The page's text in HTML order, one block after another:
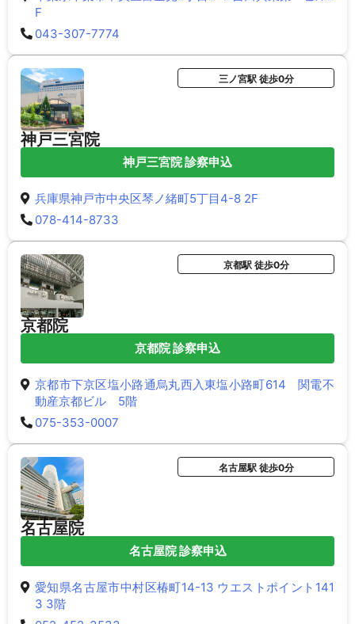
F
043-307-7774
神戸三宮院
三ノ宮駅 徒歩0分
神戸三宮院 診察申込
兵庫県神戸市中央区琴ノ緒町5丁目4-8 2F
078-414-8733
京都院
京都駅 徒歩0分
京都院 診察申込
京都市下京区塩小路通烏丸西入東塩小路町614 関電不
動産京都ビル 5階
075-353-0007
名古屋院
名古屋駅 徒歩0分
名古屋院 診察申込
愛知県名古屋市中村区椿町14-13 ウエストポイント141
3 3階